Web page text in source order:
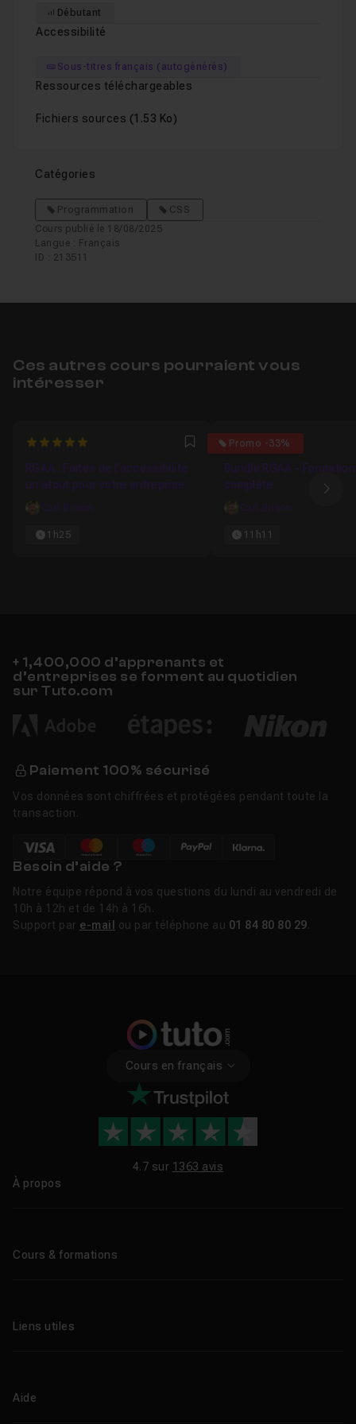
Débutant
Accessibilité
Sous-titres français (autogénérés)
Ressources téléchargeables
Fichiers sources (1.53 Ko)
Catégories
Programmation
CSS
Cours publié le 18/08/2025
Langue : Français
ID : 213511
Ces autres cours pourraient vous
intéresser
5 Favori
RGAA : Faites de l'accessibilité
un atout pour votre entreprise
Carl Brison
1h25
Promo -33%
4.5
Bundle RGAA - Formation
complète
Carl Brison
11h11
+ 1,400,000 d’apprenants et
d’entreprises se forment au quotidien
sur Tuto.com
Paiement 100% sécurisé
Vos données sont chiffrées et protégées pendant toute la
transaction.
Besoin d’aide ?
Notre équipe répond à vos questions du lundi au vendredi de
10h à 12h et de 14h à 16h.
Support par e-mail ou par téléphone au 01 84 80 80 29
Cours en français
4.7 sur 1363 avis
À propos
Cours & formations
Formations certifiantes
Promos
Liens utiles
Centres de formation
Aide